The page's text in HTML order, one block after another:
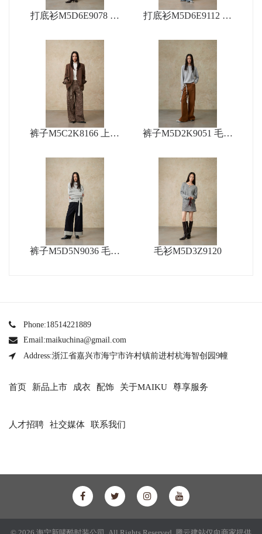
打底衫M5D6E9078 短
打底衫M5D6E9112 大
D5N9052
裤子M5C2K8166 上衣
裤子M5D2K9051 毛衫
裤子M5D5N9036 毛衫
毛衫M5D3Z9120
Phone:18514221889
Email:maikuchina@gmail.com
Address:浙江省嘉兴市海宁市许村镇前进村杭海智创园9幢
首页 新品上市 成衣 配饰 关于MAIKU 尊享服务
人才招聘 社交媒体 联系我们